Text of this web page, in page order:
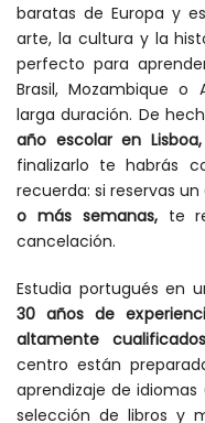
baratas de Europa y
arte, la cultura y la
perfecto para
Brasil, Mozambique o
larga duración. De
año escolar en Lisboa,
finalizarlo te habrás
recuerda: si reservas un
o más semanas,te
cancelación.
Estudia portugués en
30 años de
altamente
centro están
aprendizaje de
selección de libros y